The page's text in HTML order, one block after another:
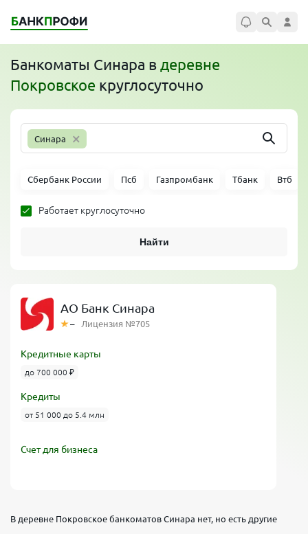
Банкоматы Синара в деревне
Покровское круглосуточно
Синара ×
Сбербанк России Псб Газпромбанк Тбанк Втб
Работает круглосуточно
Найти
АО Банк Синара
– Лицензия №705
Кредитные карты
до 700 000 ₽
Кредиты
от 51 000 до 5.4 млн
Счет для бизнеса
В деревне Покровское банкоматов Синара нет, но есть другие